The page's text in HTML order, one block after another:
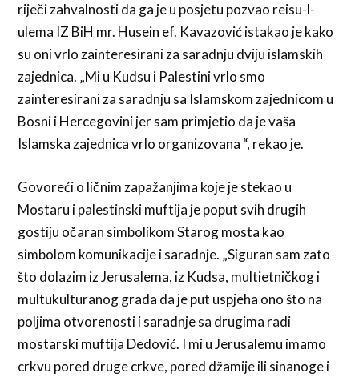
riječi zahvalnosti da ga je u posjetu pozvao reisu-l-
ulema IZ BiH mr. Husein ef. Kavazović istakao je kako
su oni vrlo zainteresirani za saradnju dviju islamskih
zajednica. „Mi u Kudsu i Palestini vrlo smo
zainteresirani za saradnju sa Islamskom zajednicom u
Bosni i Hercegovini jer sam primjetio da je vaša
Islamska zajednica vrlo organizovana “, rekao je.
Govoreći o ličnim zapažanjima koje je stekao u
Mostaru i palestinski muftija je poput svih drugih
gostiju očaran simbolikom Starog mosta kao
simbolom komunikacije i saradnje. „Siguran sam zato
što dolazim iz Jerusalema, iz Kudsa, multietničkog i
multukulturanog grada da je put uspjeha ono što na
poljima otvorenosti i saradnje sa drugima radi
mostarski muftija Dedović. I mi u Jerusalemu imamo
crkvu pored druge crkve, pored džamije ili sinanoge i